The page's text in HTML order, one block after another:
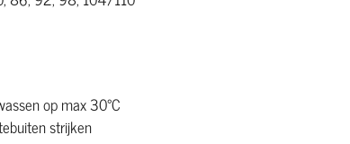
op max 30°C
strijken